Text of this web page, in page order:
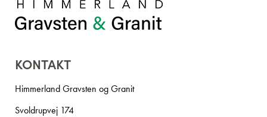
KONTAKT
Himmerland Gravsten og Granit
Svoldrupvej 174